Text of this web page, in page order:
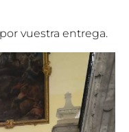
vuestra entrega.